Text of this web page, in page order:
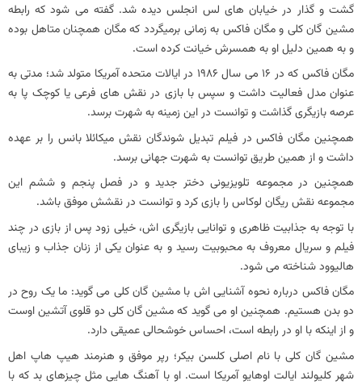
گشت و گذار در خیابان های لس انجلس دیده شد. گفته می شود که رابطه
مشین گان کلی و مگان فاکس به زمانی برمیگردد که مگان همچنان متاهل بوده
و به همین دلیل او به همسرش خیانت کرده است.
مگان فاکس که در 16 می سال 1986 در ایالات متحده آمریکا متولد شد؛ مدتی به
عنوان مدل فعالیت داشت و سپس با بازی در نقش های فرعی یا کوچک پا به
عرصه بازیگری گذاشت و توانست در این زمینه به شهرت برسد.
همچنین مگان فاکس در فیلم تبدیل شوندگان نقش میکائلا بانس را بر عهده
داشت و از همین طریق توانست به شهرت جهانی برسد.
همچنین در مجموعه تلویزیونی دختر جدید و در فصل پنجم و ششم این
مجموعه نقش ریگان لوکاس را بازی کرد و توانست در نقشش موفق باشد.
با توجه به جذابیت ظاهری و توانایی بازیگری اش، خیلی زود پس از بازی در چند
فیلم و سریال معروف به محبوبیت رسید و به عنوان یکی از زنان جذاب و زیبای
هالیوود شناخته می شود.
مگان فاکس درباره نحوه آشنایی اش با مشین گان کلی می گوید: ما یک روح در
دو بدن هستیم. همچنین او می گوید که مشین گان کلی دو قلوی آتشین اوست
و از اینکه با او در رابطه است، احساس خوشحالی عمیقی دارد.
مشین گان کلی با نام اصلی کلسن بیکر؛ رپر موفق و هنرمند هیپ هاپ اهل
شهر کلیولند ایالت اوهایو آمریکا است. او با آهنگ هایی مثل چیزهای بد که با